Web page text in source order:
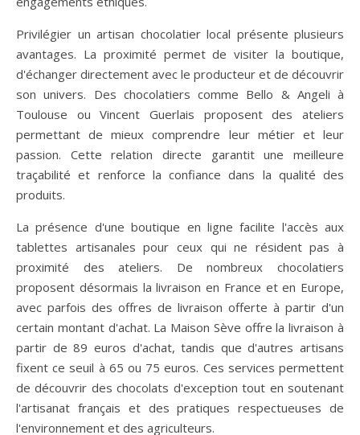
Privilégier un artisan chocolatier local présente plusieurs
avantages. La proximité permet de visiter la boutique,
d'échanger directement avec le producteur et de découvrir
son univers. Des chocolatiers comme Bello & Angeli à
Toulouse ou Vincent Guerlais proposent des ateliers
permettant de mieux comprendre leur métier et leur
passion. Cette relation directe garantit une meilleure
traçabilité et renforce la confiance dans la qualité des
produits.
La présence d'une boutique en ligne facilite l'accès aux
tablettes artisanales pour ceux qui ne résident pas à
proximité des ateliers. De nombreux chocolatiers
proposent désormais la livraison en France et en Europe,
avec parfois des offres de livraison offerte à partir d'un
certain montant d'achat. La Maison Sève offre la livraison à
partir de 89 euros d'achat, tandis que d'autres artisans
fixent ce seuil à 65 ou 75 euros. Ces services permettent
de découvrir des chocolats d'exception tout en soutenant
l'artisanat français et des pratiques respectueuses de
l'environnement et des agriculteurs.